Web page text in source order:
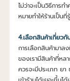
ไม่ว่าจะเป็นวิธีการ
หมายทำให้ร้านเป็นที่
4.เลือกสินค้าเกี่ยว
การเลือกสินค้ามาล
ของเรามีสินค้าที่หล
ควรจะมีประเภท ย